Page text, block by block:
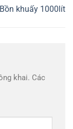
Bồn khuấy 1000lít
khai. Các